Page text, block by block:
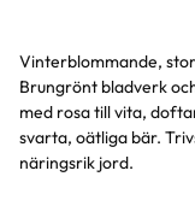
Vinterblommande,
Brungrönt bladverk
med rosa till vita,
svarta, oätliga bär.
näringsrik jord.